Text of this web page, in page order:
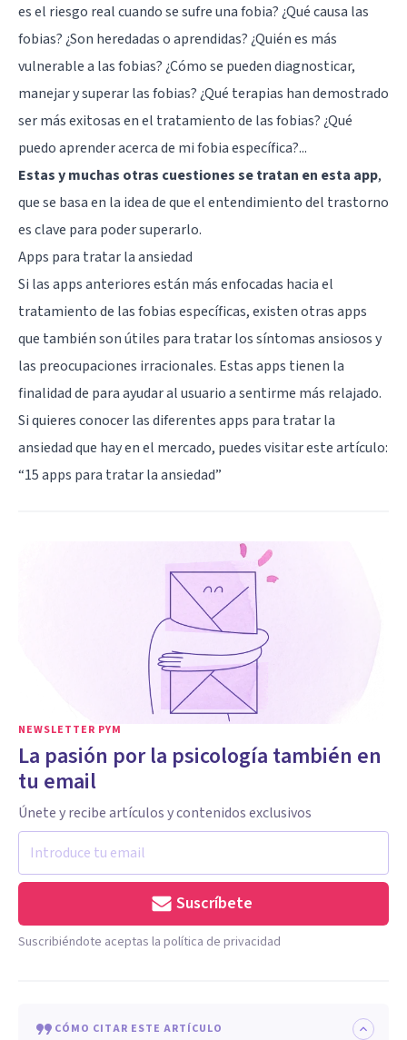
es el riesgo real cuando se sufre una fobia? ¿Qué causa las
fobias? ¿Son heredadas o aprendidas? ¿Quién es más
vulnerable a las fobias? ¿Cómo se pueden diagnosticar,
manejar y superar las fobias? ¿Qué terapias han demostrado
ser más exitosas en el tratamiento de las fobias? ¿Qué
puedo aprender acerca de mi fobia específica?...
Estas y muchas otras cuestiones se tratan en esta app,
que se basa en la idea de que el entendimiento del trastorno
es clave para poder superarlo.
Apps para tratar la ansiedad
Si las apps anteriores están más enfocadas hacia el
tratamiento de las fobias específicas, existen otras apps
que también son útiles para tratar los síntomas ansiosos y
las preocupaciones irracionales. Estas apps tienen la
finalidad de para ayudar al usuario a sentirme más relajado.
Si quieres conocer las diferentes apps para tratar la
ansiedad que hay en el mercado, puedes visitar este artículo:
“15 apps para tratar la ansiedad”
NEWSLETTER PYM
La pasión por la psicología también en
tu email
Únete y recibe artículos y contenidos exclusivos
Suscríbete
Suscribiéndote aceptas la política de privacidad
CÓMO CITAR ESTE ARTÍCULO